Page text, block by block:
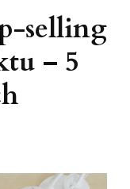
selling
– 5